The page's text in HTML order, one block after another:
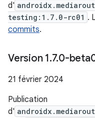
d'
testing:1.7.0-rc01 .
commits.
Version 1.7.0-
21 février 2024
Publication
d'